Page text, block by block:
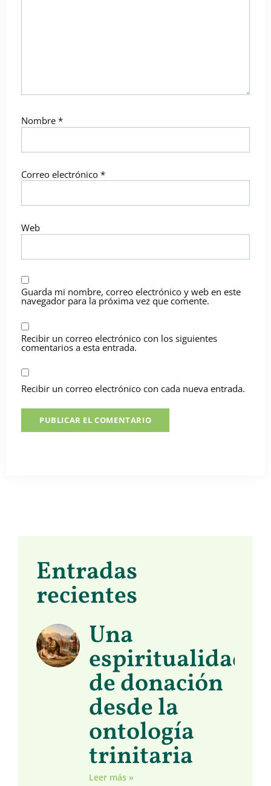
Nombre *
Correo electrónico *
Web
Guarda mi nombre, correo electrónico y web en este
navegador para la próxima vez que comente.
Recibir un correo electrónico con los siguientes
comentarios a esta entrada.
Recibir un correo electrónico con cada nueva entrada.
Entradas
recientes
Una
espiritualidad
de donación
desde la
ontología
trinitaria
Leer más »